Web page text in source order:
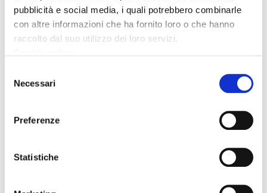
pubblicità e social media, i quali potrebbero combinarle
con altre informazioni che ha fornito loro o che hanno
raccolto dal suo utilizzo dei loro servizi.
delNecessari
Preferenze
Statistiche
Siti per lezioni di insegnanti di lingua
straniera aFidenza: